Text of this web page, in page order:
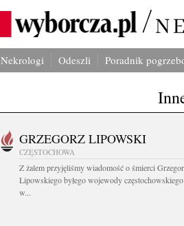
Nekrologi Odeszli Poradnik
GRZEGORZ LIPOWSKI
CZĘSTOCHOWA
Z żalem przyjęliśmy wiadomość o śmierci
Lipowskiego byłego wojewody częstochowskiego
w...